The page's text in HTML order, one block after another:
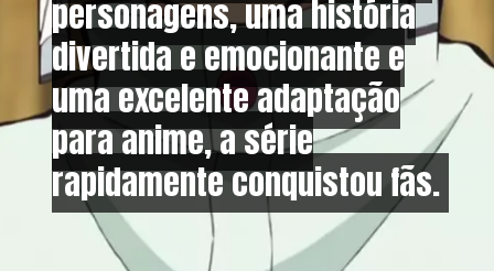
personagens, uma história
divertida e emocionante e
uma excelente adaptação
para anime, a série
rapidamente conquistou fãs.
personagens, uma história
divertida e emocionante e
uma excelente adaptação
para anime, a série
rapidamente conquistou fãs.